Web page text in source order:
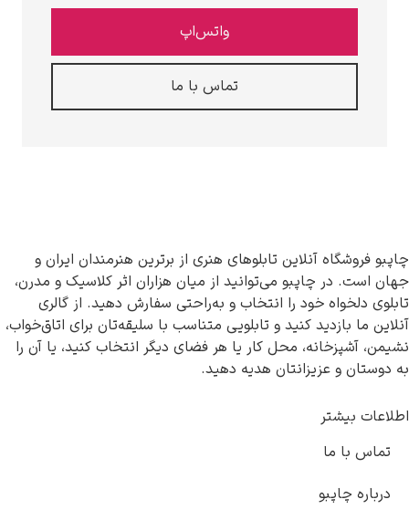
واتس‌اپ
تماس با ما
چاپبو فروشگاه آنلاین تابلوهای هنری از برترین هنرمندان ایران و
جهان است. در چاپبو می‌توانید از میان هزاران اثر کلاسیک و مدرن،
تابلوی دلخواه خود را انتخاب و به‌راحتی سفارش دهید. از گالری
آنلاین ما بازدید کنید و تابلویی متناسب با سلیقه‌تان برای اتاق‌خواب،
نشیمن، آشپزخانه، محل کار یا هر فضای دیگر انتخاب کنید، یا آن را
به دوستان و عزیزانتان هدیه دهید.
اطلاعات بیشتر
تماس با ما
درباره چاپبو